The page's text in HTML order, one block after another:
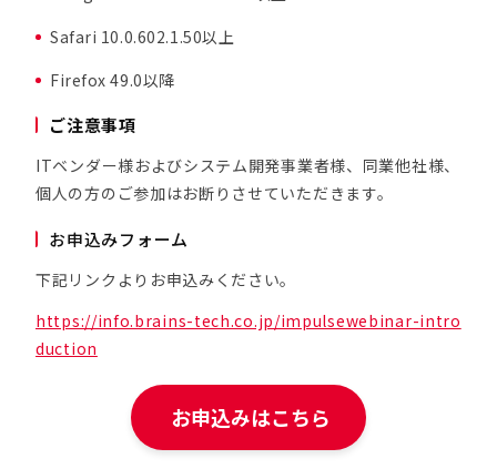
Safari 10.0.602.1.50以上
Firefox 49.0以降
ご注意事項
ITベンダー様およびシステム開発事業者様、同業他社様、
個人の方のご参加はお断りさせていただきます。
お申込みフォーム
下記リンクよりお申込みください。
https://info.brains-tech.co.jp/impulsewebinar-intro
duction
お申込みはこちら